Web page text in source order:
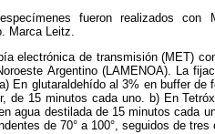
fueron realizados con
Marca Leitz.
electrónica de transmisión (MET)
Argentino (LAMENOA). La
En glutaraldehído al 3% en buffer
de 15 minutos cada uno. b) En
agua destilada de 15 minutos cada
de 70° a 100°, seguidos de